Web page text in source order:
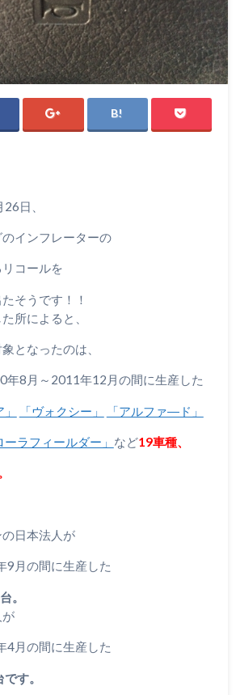
日、
インフレーターの
コールを
そうです！！
所によると、
となったのは、
年8月～2011年12月の間に生産した
「ヴォクシー」 「アルファ―ド」
ーラフィールダー」 など19車種、
日本法人が
9月の間に生産した
。
4月の間に生産した
す。